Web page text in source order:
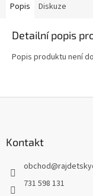
Popis Diskuze
Detailní popis
Popis produktu není
Kontakt
obchod@
731 598 131